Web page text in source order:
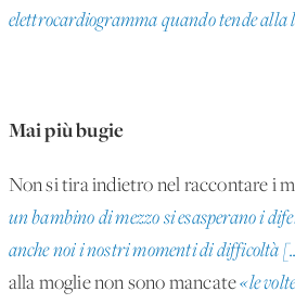
elettrocardiogramma quando tende alla
Mai più bugie
Non si tira indietro nel raccontare i
un bambino di mezzo si esasperano i
anche noi i nostri momenti di difficoltà
alla moglie non sono mancate«le